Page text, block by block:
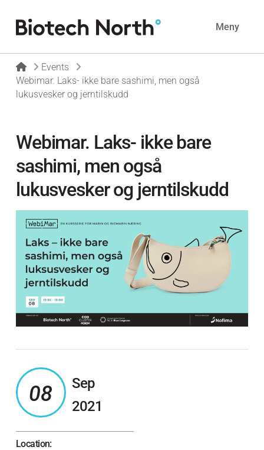
Meny
HomeEvents
Webimar. Laks- ikke bare sashimi, men også
lukusvesker og jerntilskudd
Webimar. Laks- ikke bare
sashimi, men også
lukusvesker og jerntilskudd
08
Sep
2021
Location: